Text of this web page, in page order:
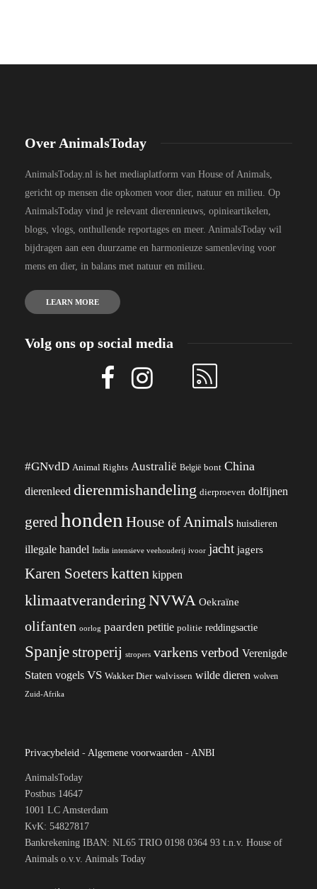
Over AnimalsToday
AnimalsToday.nl is het mediaplatform van House of Animals,
gericht op mensen die opkomen voor dier, natuur en milieu. Op
AnimalsToday vind je relevant dierennieuws, opinieartikelen,
blogs, vlogs, onthullende reportages en meer. AnimalsToday wil
bijdragen aan een duurzame en harmonieuze samenleving voor
mens en dier, in balans met natuur en milieu.
LEARN MORE
Volg ons op social media
#GNvdD Animal Rights Australië België bont China
dierenleed dierenmishandeling dierproeven dolfijnen
geredhonden House of Animals huisdieren
illegale handel India intensieve veehouderij ivoor jacht jagers
Karen Soeterskatten kippen
klimaatverandering NVWA Oekraïne
olifanten oorlog paarden petitie politie reddingsactie
Spanjestroperij stropers varkens verbod Verenigde
Staten vogels VS Wakker Dier walvissen wilde dieren wolven
Zuid-Afrika
Privacybeleid - Algemene voorwaarden - ANBI
AnimalsToday
Postbus 14647
1001 LC Amsterdam
KvK: 54827817
Bankrekening IBAN: NL65 TRIO 0198 0364 93 t.n.v. House of
Animals o.v.v. Animals Today